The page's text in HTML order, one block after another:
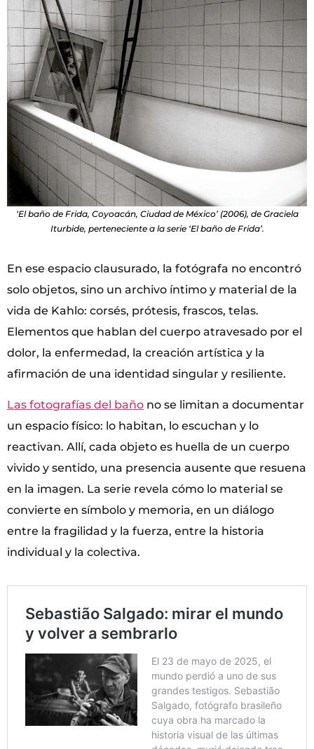
‘El baño de Frida, Coyoacán, Ciudad de México’ (2006), de Graciela
Iturbide, perteneciente a la serie ‘El baño de Frida’.
En ese espacio clausurado, la fotógrafa no encontró
solo objetos, sino un archivo íntimo y material de la
vida de Kahlo: corsés, prótesis, frascos, telas.
Elementos que hablan del cuerpo atravesado por el
dolor, la enfermedad, la creación artística y la
afirmación de una identidad singular y resiliente.
Las fotografías del baño no se limitan a documentar
un espacio físico: lo habitan, lo escuchan y lo
reactivan. Allí, cada objeto es huella de un cuerpo
vivido y sentido, una presencia ausente que resuena
en la imagen. La serie revela cómo lo material se
convierte en símbolo y memoria, en un diálogo
entre la fragilidad y la fuerza, entre la historia
individual y la colectiva.